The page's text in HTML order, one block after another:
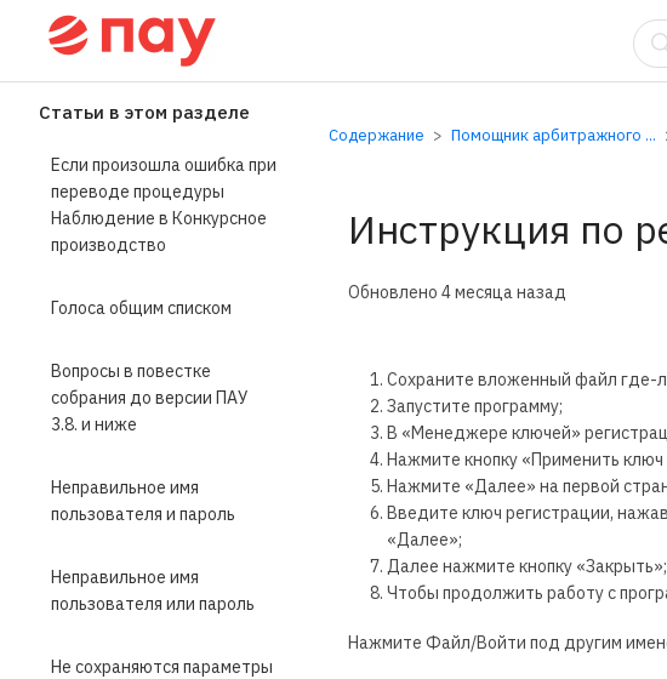
Статьи в этом разделе
Если произошла ошибка при
переводе процедуры
Наблюдение в Конкурсное
производство
Голоса общим списком
Вопросы в повестке
собрания до версии ПАУ
3.8. и ниже
Неправильное имя
пользователя и пароль
Неправильное имя
пользователя или пароль
Не сохраняются параметры
Содержание Помощник арбитражного ...
Инструкция по
Обновлено 4 месяца назад
Сохраните вложенный файл где-
Запустите программу;
В «Менеджере ключей»
Нажмите кнопку «Применить ключ
Нажмите «Далее» на первой
Введите ключ регистрации,
«Далее»;
Далее нажмите кнопку «Закрыть»;
Чтобы продолжить работу с
Нажмите Файл/Войти под другим